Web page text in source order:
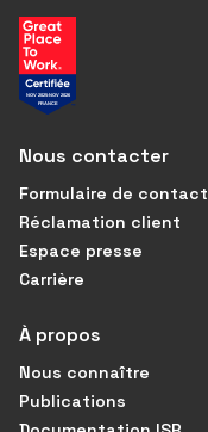
Nous contacter
Formulaire de contact
Réclamation client
Espace presse
Carrière
À propos
Nous connaître
Publications